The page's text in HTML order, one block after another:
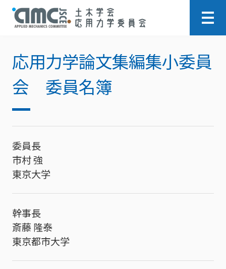
応用力学論文集編集小委員
会 委員名簿
委員長
市村 強
東京大学
幹事長
斎藤 隆泰
東京都市大学